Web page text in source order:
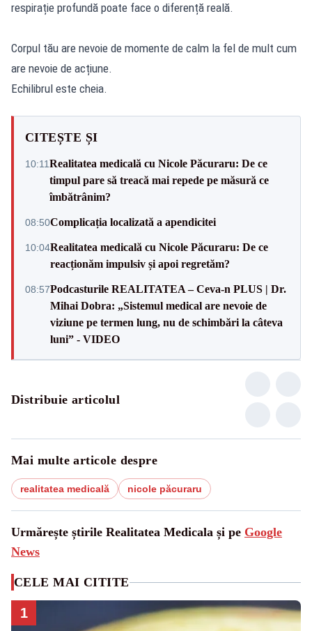
respirație profundă poate face o diferență reală.
Corpul tău are nevoie de momente de calm la fel de mult cum
are nevoie de acțiune.
Echilibrul este cheia.
CITEȘTE ȘI
10:11Realitatea medicală cu Nicole Păcuraru: De ce
timpul pare să treacă mai repede pe măsură ce
îmbătrânim?
08:50Complicația localizată a apendicitei
10:04Realitatea medicală cu Nicole Păcuraru: De ce
reacționăm impulsiv și apoi regretăm?
08:57Podcasturile REALITATEA – Ceva-n PLUS | Dr.
Mihai Dobra: „Sistemul medical are nevoie de
viziune pe termen lung, nu de schimbări la câteva
luni” - VIDEO
Distribuie articolul
Mai multe articole despre
realitatea medicală nicole păcuraru
Urmărește știrile Realitatea Medicala și pe Google
News
CELE MAI CITITE
1